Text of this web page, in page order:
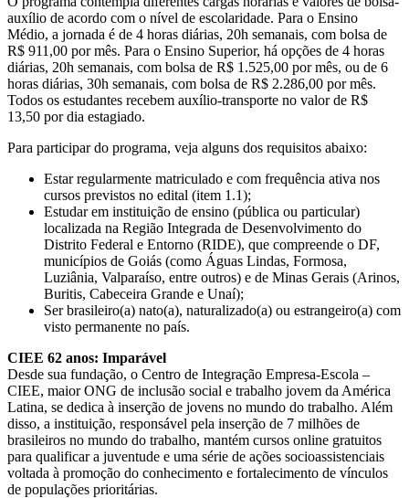
auxílio de acordo com o nível de escolaridade. Para o Ensino
Médio, a jornada é de 4 horas diárias, 20h semanais, com bolsa de
R$ 911,00 por mês. Para o Ensino Superior, há opções de 4 horas
diárias, 20h semanais, com bolsa de R$ 1.525,00 por mês, ou de 6
horas diárias, 30h semanais, com bolsa de R$ 2.286,00 por mês.
Todos os estudantes recebem auxílio-transporte no valor de R$
13,50 por dia estagiado.
Para participar do programa, veja alguns dos requisitos abaixo:
Estar regularmente matriculado e com frequência ativa nos
cursos previstos no edital (item 1.1);
Estudar em instituição de ensino (pública ou particular)
localizada na Região Integrada de Desenvolvimento do
Distrito Federal e Entorno (RIDE), que compreende o DF,
municípios de Goiás (como Águas Lindas, Formosa,
Luziânia, Valparaíso, entre outros) e de Minas Gerais (Arinos,
Buritis, Cabeceira Grande e Unaí);
Ser brasileiro(a) nato(a), naturalizado(a) ou estrangeiro(a) com
visto permanente no país.
CIEE 62 anos: Imparável
Desde sua fundação, o Centro de Integração Empresa-Escola –
CIEE, maior ONG de inclusão social e trabalho jovem da América
Latina, se dedica à inserção de jovens no mundo do trabalho. Além
disso, a instituição, responsável pela inserção de 7 milhões de
brasileiros no mundo do trabalho, mantém cursos online gratuitos
para qualificar a juventude e uma série de ações socioassistenciais
voltada à promoção do conhecimento e fortalecimento de vínculos
de populações prioritárias.